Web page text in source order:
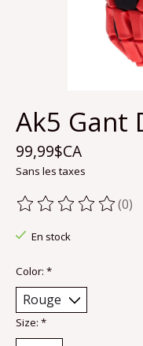
Ak5 Gant
99,99$CA
Sans les taxes
Ce produit est évalué
(0)
En stock
Color: *
Size: *